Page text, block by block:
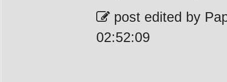
post edited by
02:52:09